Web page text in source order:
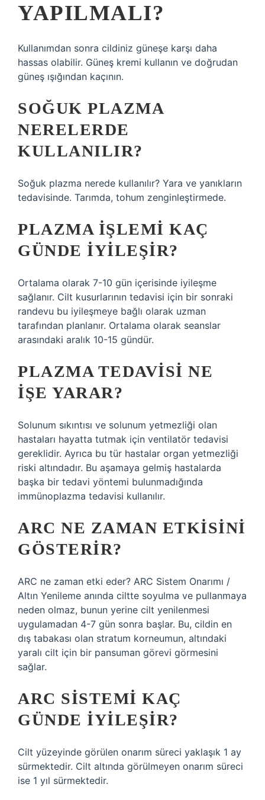
YAPILMALI?
Kullanımdan sonra cildiniz güneşe karşı daha
hassas olabilir. Güneş kremi kullanın ve doğrudan
güneş ışığından kaçının.
SOĞUK PLAZMA
NERELERDE
KULLANILIR?
Soğuk plazma nerede kullanılır? Yara ve yanıkların
tedavisinde. Tarımda, tohum zenginleştirmede.
PLAZMA IŞLEMI KAÇ
GÜNDE IYILEŞIR?
Ortalama olarak 7-10 gün içerisinde iyileşme
sağlanır. Cilt kusurlarının tedavisi için bir sonraki
randevu bu iyileşmeye bağlı olarak uzman
tarafından planlanır. Ortalama olarak seanslar
arasındaki aralık 10-15 gündür.
PLAZMA TEDAVISI NE
IŞE YARAR?
Solunum sıkıntısı ve solunum yetmezliği olan
hastaları hayatta tutmak için ventilatör tedavisi
gereklidir. Ayrıca bu tür hastalar organ yetmezliği
riski altındadır. Bu aşamaya gelmiş hastalarda
başka bir tedavi yöntemi bulunmadığında
immünoplazma tedavisi kullanılır.
ARC NE ZAMAN ETKISINI
GÖSTERIR?
ARC ne zaman etki eder? ​​ARC Sistem Onarımı /
Altın Yenileme anında ciltte soyulma ve pullanmaya
neden olmaz, bunun yerine cilt yenilenmesi
uygulamadan 4-7 gün sonra başlar. Bu, cildin en
dış tabakası olan stratum korneumun, altındaki
yaralı cilt için bir pansuman görevi görmesini
sağlar.
ARC SISTEMI KAÇ
GÜNDE IYILEŞIR?
Cilt yüzeyinde görülen onarım süreci yaklaşık 1 ay
sürmektedir. Cilt altında görülmeyen onarım süreci
ise 1 yıl sürmektedir.